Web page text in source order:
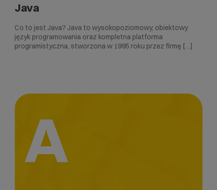
Java
Co to jest Java? Java to wysokopoziomowy, obiektowy
język programowania oraz kompletna platforma
programistyczna, stworzona w 1995 roku przez firmę […]
A